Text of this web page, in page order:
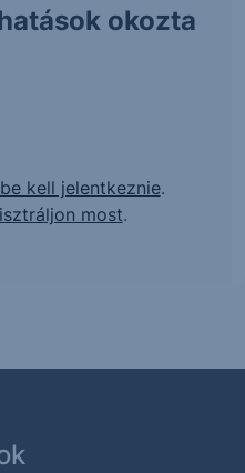
okozta
be kell jelentkeznie.
most.